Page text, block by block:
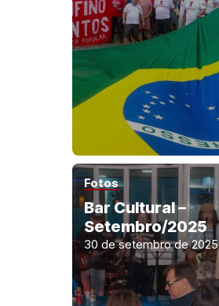
Fotos
Bar Cultural –
Setembro/2025
30 de setembro de 2025